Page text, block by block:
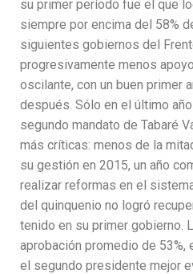
su primer período fue el que
siempre por encima del 58%
siguientes gobiernos del
progresivamente menos
oscilante, con un buen primer
después. Sólo en el último
segundo mandato de Tabaré
más críticas: menos de la
su gestión en 2015, un año
realizar reformas en el
del quinquenio no logró
tenido en su primer gobierno.
aprobación promedio de 53%,
el segundo presidente mejor